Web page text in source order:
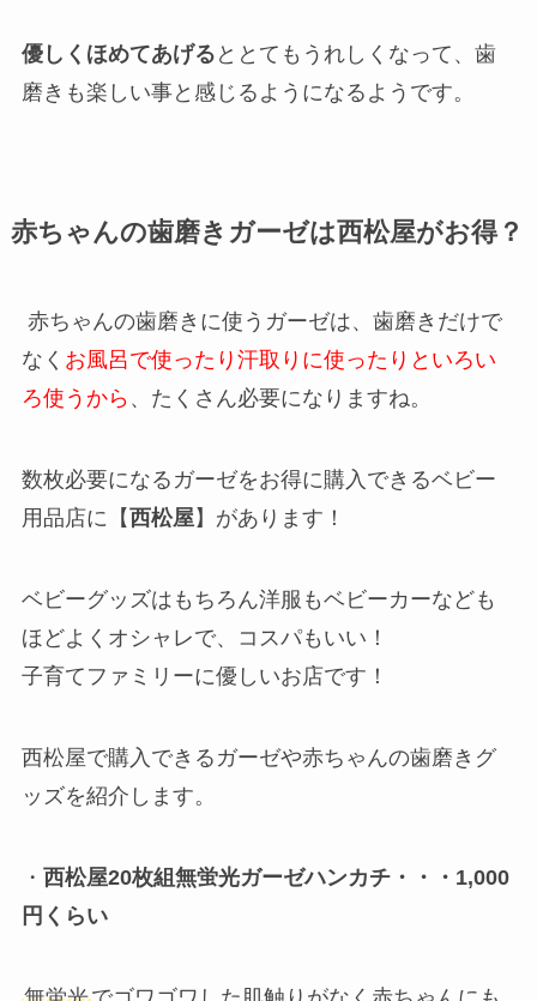
優しくほめてあげる ととてもうれしくなって、歯
磨きも楽しい事と感じるようになるようです。
赤ちゃんの歯磨きガーゼは西松屋がお得？
赤ちゃんの歯磨きに使うガーゼは、歯磨きだけで
なく お風呂で使ったり汗取りに使ったりといろい
ろ使うから 、たくさん必要になりますね。
数枚必要になるガーゼをお得に購入できるベビー
用品店に【西松屋】があります！
ベビーグッズはもちろん洋服もベビーカーなども
ほどよくオシャレで、コスパもいい！
子育てファミリーに優しいお店です！
西松屋で購入できるガーゼや赤ちゃんの歯磨きグ
ッズを紹介します。
・ 西松屋20枚組無蛍光ガーゼハンカチ・・・1,000
円くらい